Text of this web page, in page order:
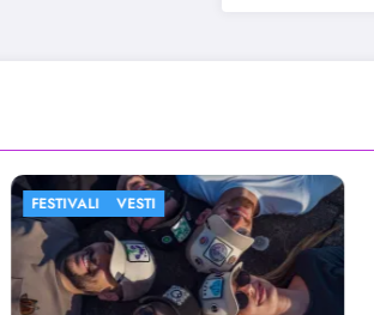
VESTI